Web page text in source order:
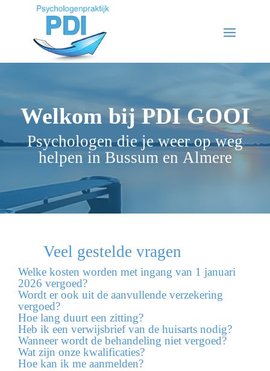
Welkom bij PDI GOOI
Psychologen die je weer op weg
helpen in Bussum en Almere
Veel gestelde vragen
Welke kosten worden met ingang van 1 januari
2026 vergoed?
Wordt er ook uit de aanvullende verzekering
vergoed?
Hoe lang duurt een zitting?
Heb ik een verwijsbrief van de huisarts nodig?
Wanneer wordt de behandeling niet vergoed?
Wat zijn onze kwalificaties?
Hoe kan ik me aanmelden?